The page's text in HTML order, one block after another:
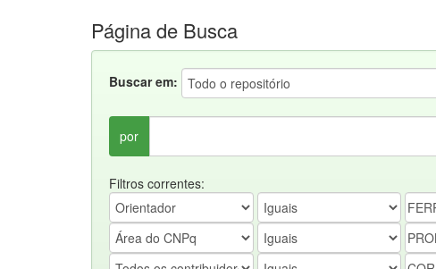
Página de Busca
Buscar em:
por
Filtros correntes: